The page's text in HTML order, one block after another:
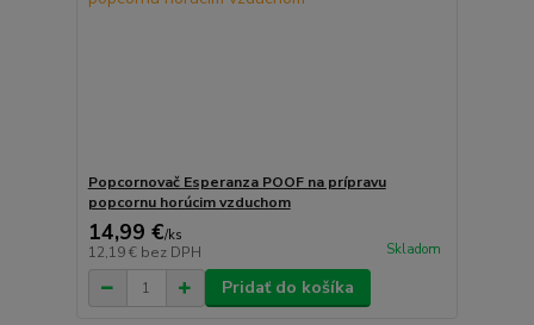
Popcornovač Esperanza POOF na prípravu
popcornu horúcim vzduchom
14,99 €/ks
12,19 € bez DPH Skladom
Pridať do košíka